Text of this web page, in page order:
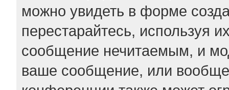
можно увидеть в форме
перестарайтесь, используя
сообщение нечитаемым, и
ваше сообщение, или